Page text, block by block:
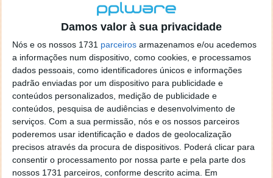
Damos valor à sua privacidade
Nós e os nossos 1731 parceiros armazenamos e/ou acedemos
a informações num dispositivo, como cookies, e processamos
dados pessoais, como identificadores únicos e informações
padrão enviadas por um dispositivo para publicidade e
conteúdos personalizados, medição de publicidade e
conteúdos, pesquisa de audiências e desenvolvimento de
serviços. Com a sua permissão, nós e os nossos parceiros
poderemos usar identificação e dados de geolocalização
precisos através da procura de dispositivos. Poderá clicar para
consentir o processamento por nossa parte e pela parte dos
nossos 1731 parceiros, conforme descrito acima. Em
Boas outra vez. Desculpa tar te a chatear mas na
localizaçao referida n se encontra la nada k me permita por
o firefox como browser predefenido
Ja percorri o painel
de control tudo e nada. Tou a comecar a desesperar, ate ja
tentei apagar o explorer na tentativa de forçar o uso do
firefox mas em vao. Kaso te lembres de outra dica fico
agradecido, caso contrario obrigado a mesma
Responder
Vítor M.
7 de Novembro de 2005 às 01:39
@Reporter
Desculpa mas o link funciona. Seja como for segue por mail
o MSn Messenger 8.